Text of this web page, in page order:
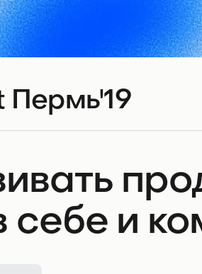
Пермь'19
себе и